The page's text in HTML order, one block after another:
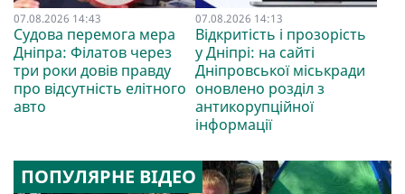
07.08.2026 14:43
Судова перемога мера
Дніпра: Філатов через
три роки довів правду
про відсутність елітного
авто
07.08.2026 14:13
Відкритість і прозорість
у Дніпрі: на сайті
Дніпровської міськради
оновлено розділ з
антикорупційної
інформації
ПОПУЛЯРНЕ ВІДЕО